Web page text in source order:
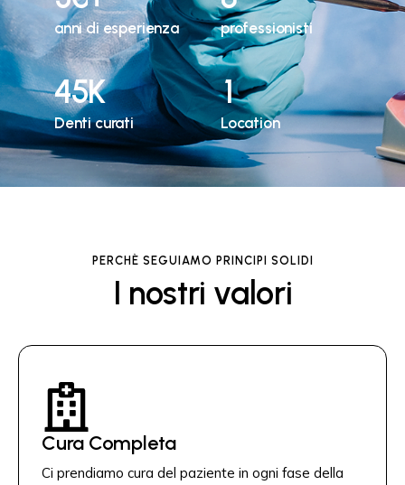
anni di esperienza professionisti
45K
Denti curati
1
Location
PERCHÈ SEGUIAMO PRINCIPI SOLIDI
I nostri valori
Cura Completa
Ci prendiamo cura del paziente in ogni fase della